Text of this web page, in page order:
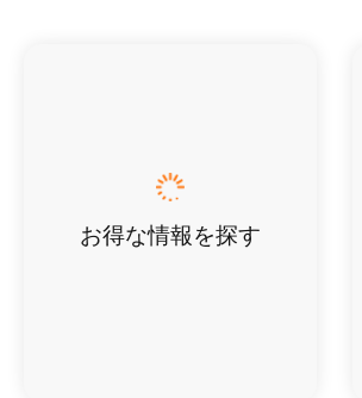
お得な情報を探す